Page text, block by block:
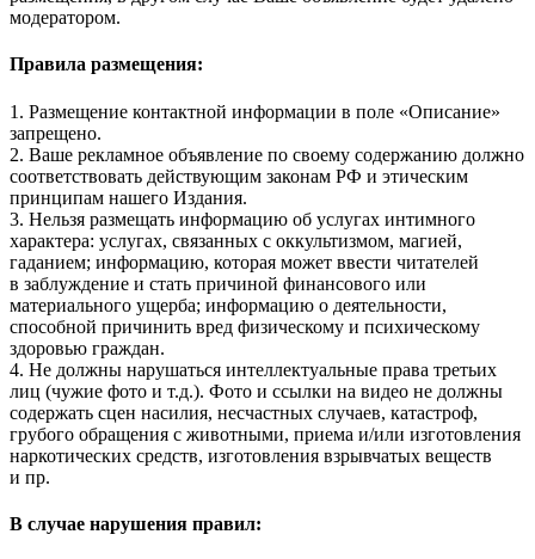
модератором.
Правила размещения:
1. Размещение контактной информации в поле «Описание»
запрещено.
2. Ваше рекламное объявление по своему содержанию должно
соответствовать действующим законам РФ и этическим
принципам нашего Издания.
3. Нельзя размещать информацию об услугах интимного
характера: услугах, связанных с оккультизмом, магией,
гаданием; информацию, которая может ввести читателей
в заблуждение и стать причиной финансового или
материального ущерба; информацию о деятельности,
способной причинить вред физическому и психическому
здоровью граждан.
4. Не должны нарушаться интеллектуальные права третьих
лиц (чужие фото и т.д.). Фото и ссылки на видео не должны
содержать сцен насилия, несчастных случаев, катастроф,
грубого обращения с животными, приема и/или изготовления
наркотических средств, изготовления взрывчатых веществ
и пр.
В случае нарушения правил: